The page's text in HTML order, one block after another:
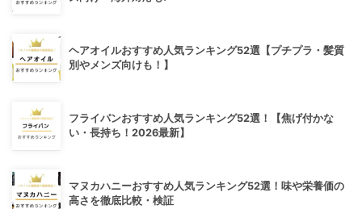
ヘアオイルおすすめ人気ランキング52選【プチプラ・髪質
別やメンズ向けも！】
フライパンおすすめ人気ランキング52選！【焦げ付かな
い・長持ち！2026最新】
マヌカハニーおすすめ人気ランキング52選！味や栄養価の
高さを徹底比較・検証